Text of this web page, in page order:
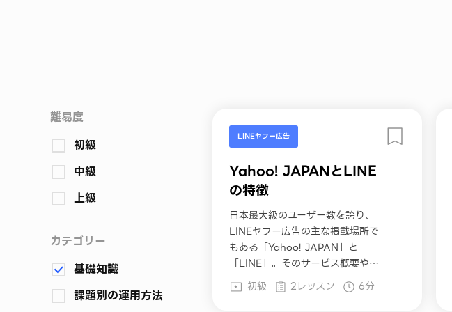
難易度
初級
中級
上級
カテゴリー
基礎知識
課題別の運用方法
LINEヤフー広告
Yahoo! JAPANとLINE
の特徴
日本最大級のユーザー数を誇り、
LINEヤフー広告の主な掲載場所で
もある「Yahoo! JAPAN」と
「LINE」。そのサービス概要や特
徴、ユーザー層について、基本情報
をご紹介します。
初級 2レッスン 6分